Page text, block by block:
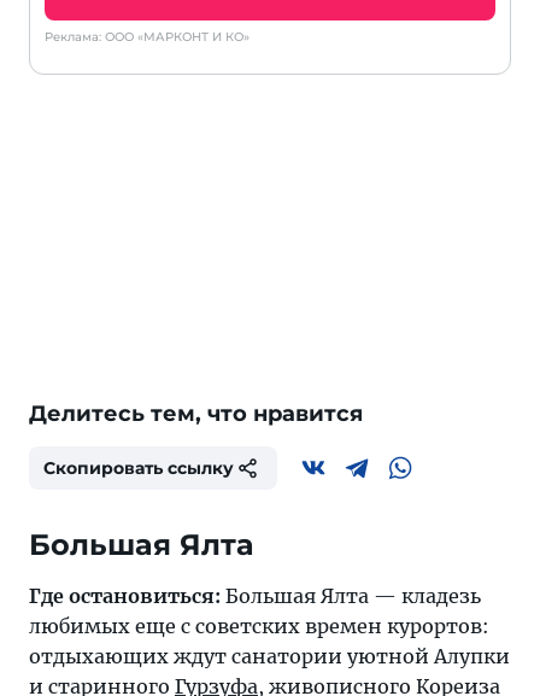
Реклама: ООО «МАРКОНТ И КО»
Делитесь тем, что нравится
Скопировать ссылку
Большая Ялта
Где остановиться: Большая Ялта — кладезь
любимых еще с советских времен курортов:
отдыхающих ждут санатории уютной Алупки
и старинного Гурзуфа, живописного Кореиза